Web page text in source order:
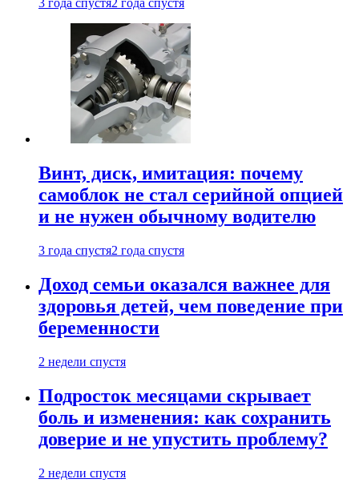
3 года спустя2 года спустя
Винт, диск, имитация: почему
самоблок не стал серийной опцией
и не нужен обычному водителю
3 года спустя2 года спустя
Доход семьи оказался важнее для
здоровья детей, чем поведение при
беременности
2 недели спустя
Подросток месяцами скрывает
боль и изменения: как сохранить
доверие и не упустить проблему?
2 недели спустя